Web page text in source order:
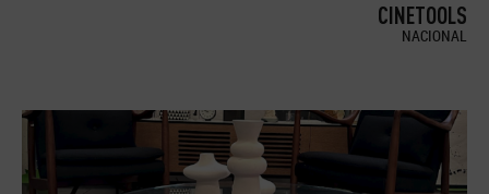
CINETOOLS
NACIONAL